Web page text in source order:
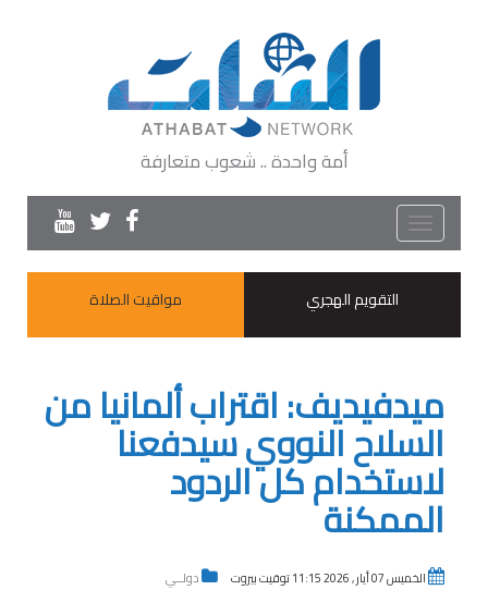
أمة واحدة .. شعوب متعارفة
Toggle
navigation
التقويم الهجري
مواقيت الصلاة
ميدفيديف: اقتراب ألمانيا من
السلاح النووي سيدفعنا
لاستخدام كل الردود
الممكنة
الخميس 07 أيار , 2026 11:15 توقيت بيروت دولــي